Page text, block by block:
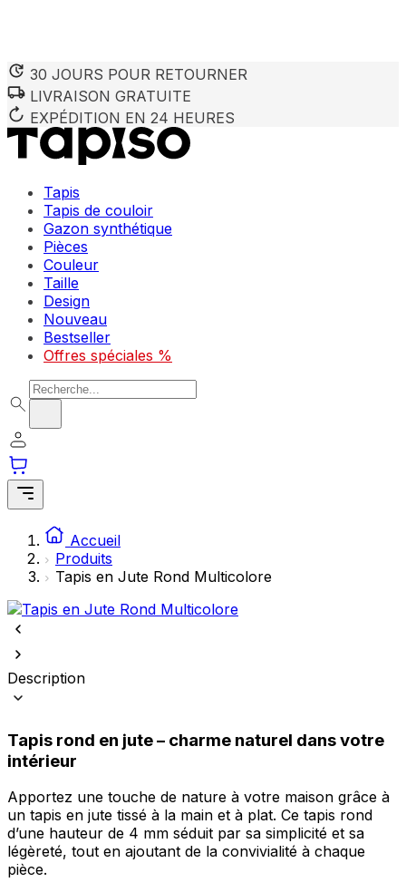
30 JOURS POUR RETOURNER
LIVRAISON GRATUITE
EXPÉDITION EN 24 HEURES
Tapis
Tapis de couloir
Gazon synthétique
Pièces
Couleur
Taille
Design
Nouveau
Bestseller
Offres spéciales %
Recherche de produits
Accueil
Produits
Tapis en Jute Rond Multicolore
Description
Tapis rond en jute – charme naturel dans votre
intérieur
Apportez une touche de nature à votre maison grâce à
un tapis en jute tissé à la main et à plat. Ce tapis rond
d’une hauteur de 4 mm séduit par sa simplicité et sa
légèreté, tout en ajoutant de la convivialité à chaque
pièce.